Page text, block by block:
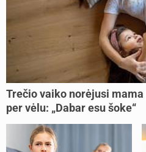
Trečio vaiko norėjusi
per vėlu: „Dabar esu šoke“